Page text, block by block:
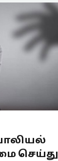
செய்து